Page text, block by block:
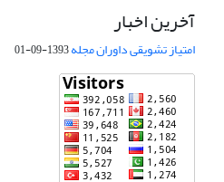
آخرین اخبار
امتیاز تشویقی داوران مجله1393-09-01